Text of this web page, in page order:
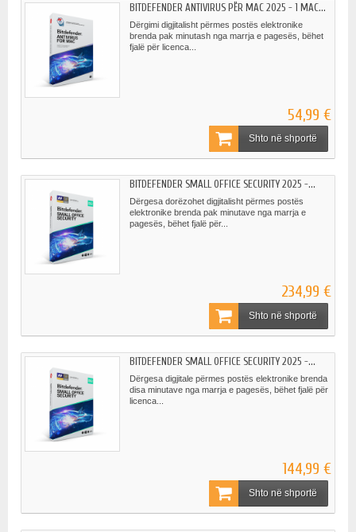
BITDEFENDER ANTIVIRUS PËR MAC 2025 - 1 MAC...
Dërgimi digjitalisht përmes postës elektronike
brenda pak minutash nga marrja e pagesës, bëhet
fjalë për licenca...
54,99 €
Shto në shportë
BITDEFENDER SMALL OFFICE SECURITY 2025 -...
Dërgesa dorëzohet digjitalisht përmes postës
elektronike brenda pak minutave nga marrja e
pagesës, bëhet fjalë për...
234,99 €
Shto në shportë
BITDEFENDER SMALL OFFICE SECURITY 2025 -...
Dërgesa digjitale përmes postës elektronike brenda
disa minutave nga marrja e pagesës, bëhet fjalë për
licenca...
144,99 €
Shto në shportë